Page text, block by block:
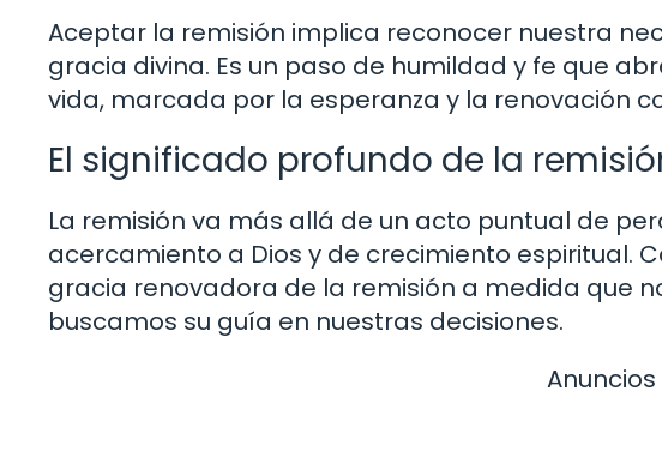
Aceptar la remisión implica reconocer nuestra
gracia divina. Es un paso de humildad y fe que
vida, marcada por la esperanza y la renovación
El significado profundo de la
La remisión va más allá de un acto puntual de
acercamiento a Dios y de crecimiento espiritual.
gracia renovadora de la remisión a medida que
buscamos su guía en nuestras decisiones.
Anuncios